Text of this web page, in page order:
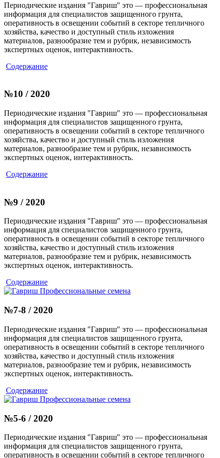
Периодические издания "Гавриш" это — профессиональная
информация для специалистов защищенного грунта,
оперативность в освещении событий в секторе тепличного
хозяйства, качество и доступный стиль изложения
материалов, разнообразие тем и рубрик, независимость
экспертных оценок, интерактивность.
Содержание
№10 / 2020
Периодические издания "Гавриш" это — профессиональная
информация для специалистов защищенного грунта,
оперативность в освещении событий в секторе тепличного
хозяйства, качество и доступный стиль изложения
материалов, разнообразие тем и рубрик, независимость
экспертных оценок, интерактивность.
Содержание
№9 / 2020
Периодические издания "Гавриш" это — профессиональная
информация для специалистов защищенного грунта,
оперативность в освещении событий в секторе тепличного
хозяйства, качество и доступный стиль изложения
материалов, разнообразие тем и рубрик, независимость
экспертных оценок, интерактивность.
Содержание
№7-8 / 2020
Периодические издания "Гавриш" это — профессиональная
информация для специалистов защищенного грунта,
оперативность в освещении событий в секторе тепличного
хозяйства, качество и доступный стиль изложения
материалов, разнообразие тем и рубрик, независимость
экспертных оценок, интерактивность.
Содержание
№5-6 / 2020
Периодические издания "Гавриш" это — профессиональная
информация для специалистов защищенного грунта,
оперативность в освещении событий в секторе тепличного